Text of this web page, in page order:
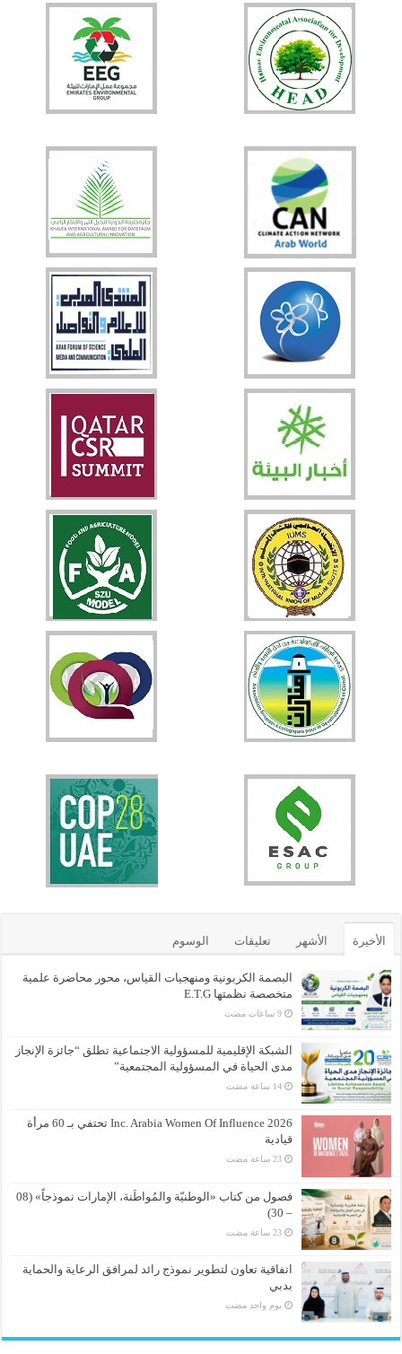
الأخيرة الأشهر تعليقات الوسوم
البصمة الكربونية ومنهجيات القياس، محور محاضرة علمية
متخصصة نظمتها E.T.G
الشبكة الإقليمية للمسؤولية الاجتماعية تطلق “جائزة الإنجاز
مدى الحياة في المسؤولية المجتمعية”
Inc. Arabia Women Of Influence 2026 تحتفي بـ 60 مرأة
قيادية
فصول من كتاب «الوطنيّة والمُواطَنة، الإمارات نموذجاً» (08
– 30)
اتفاقية تعاون لتطوير نموذج رائد لمرافق الرعاية والحماية
بدبي
‏يوم واحد مضت